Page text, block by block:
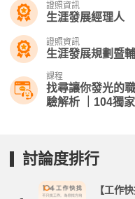
證照資訊
生涯發展經理人
證照資訊
生涯發展規劃暨
課程
找尋讓你發光的
驗解析 ｜104獨
討論度排行
【工作